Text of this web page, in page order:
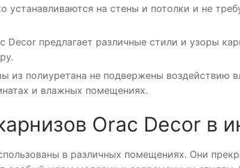
устанавливаются на стены и потолки и не
предлагает различные стили и узоры
из полиуретана не подвержены воздействию
и влажных помещениях.
Orac Decor в
в различных помещениях. Они